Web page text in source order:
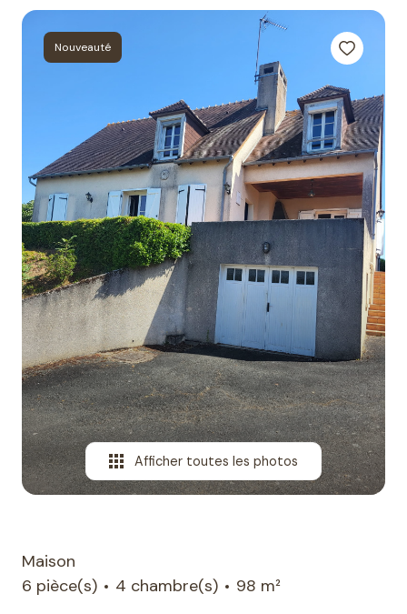
Nouveauté
Afficher toutes les photos
Maison
6 pièce(s)
4 chambre(s)
98 m²